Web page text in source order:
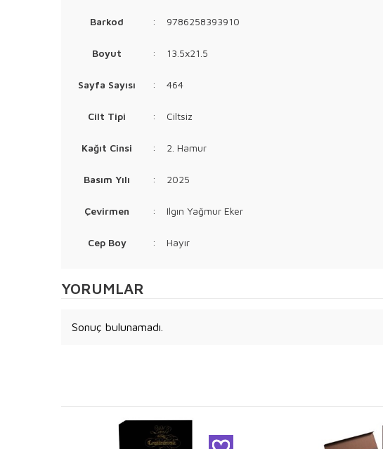
Barkod : 9786258393910
Boyut : 13.5x21.5
Sayfa Sayısı : 464
Cilt Tipi : Ciltsiz
Kağıt Cinsi : 2. Hamur
Basım Yılı : 2025
Çevirmen : Ilgın Yağmur Eker
Cep Boy : Hayır
YORUMLAR
Sonuç bulunamadı.